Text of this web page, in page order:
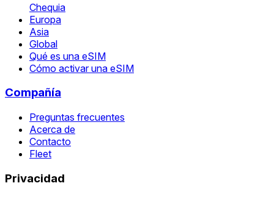
Chequia
Europa
Asia
Global
Qué es una eSIM
Cómo activar una eSIM
Compañía
Preguntas frecuentes
Acerca de
Contacto
Fleet
Privacidad